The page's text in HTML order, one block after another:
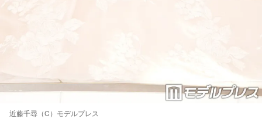
近藤千尋（C）モデルプレス